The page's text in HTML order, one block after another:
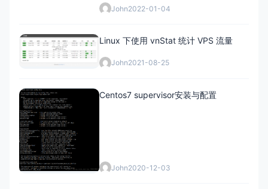
John2022-01-04
Linux 下使用 vnStat 统计 VPS 流量
John2021-08-25
Centos7 supervisor安装与配置
John2020-12-03